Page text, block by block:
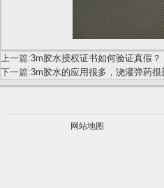
上一篇:3m胶水授权证书如何验证真假？
下一篇:3m胶水的应用很多，浇灌弹药很
网站地图